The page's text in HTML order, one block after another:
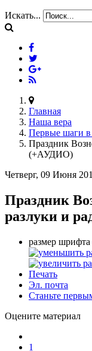
Искать...
Главная
Наша вера
Первые шаги в
Праздник
(+АУДИО)
Четверг, 09 Июня
Праздник
разлуки и
размер шрифта
Печать
Эл. почта
Станьте
Оцените материал
1